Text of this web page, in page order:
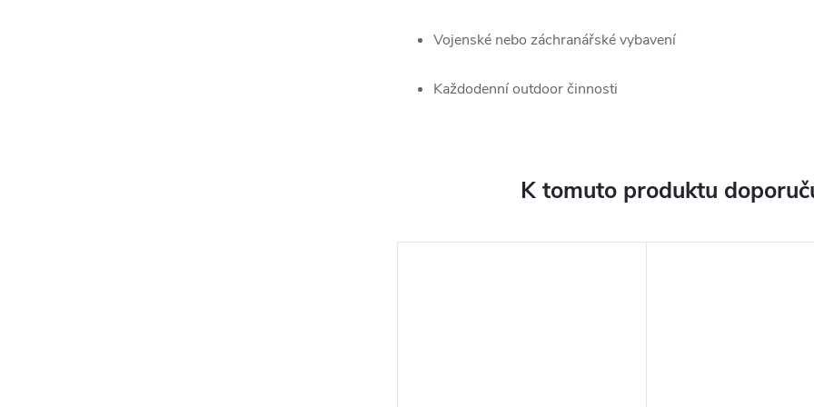
Vojenské nebo záchranářské vybavení
Každodenní outdoor činnosti
K tomuto produktu